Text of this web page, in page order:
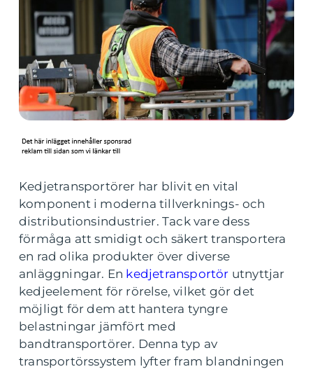
Kedjetransportörer har blivit en vital
komponent i moderna tillverknings- och
distributionsindustrier. Tack vare dess
förmåga att smidigt och säkert transportera
en rad olika produkter över diverse
anläggningar. En kedjetransportör utnyttjar
kedjeelement för rörelse, vilket gör det
möjligt för dem att hantera tyngre
belastningar jämfört med
bandtransportörer. Denna typ av
transportörssystem lyfter fram blandningen